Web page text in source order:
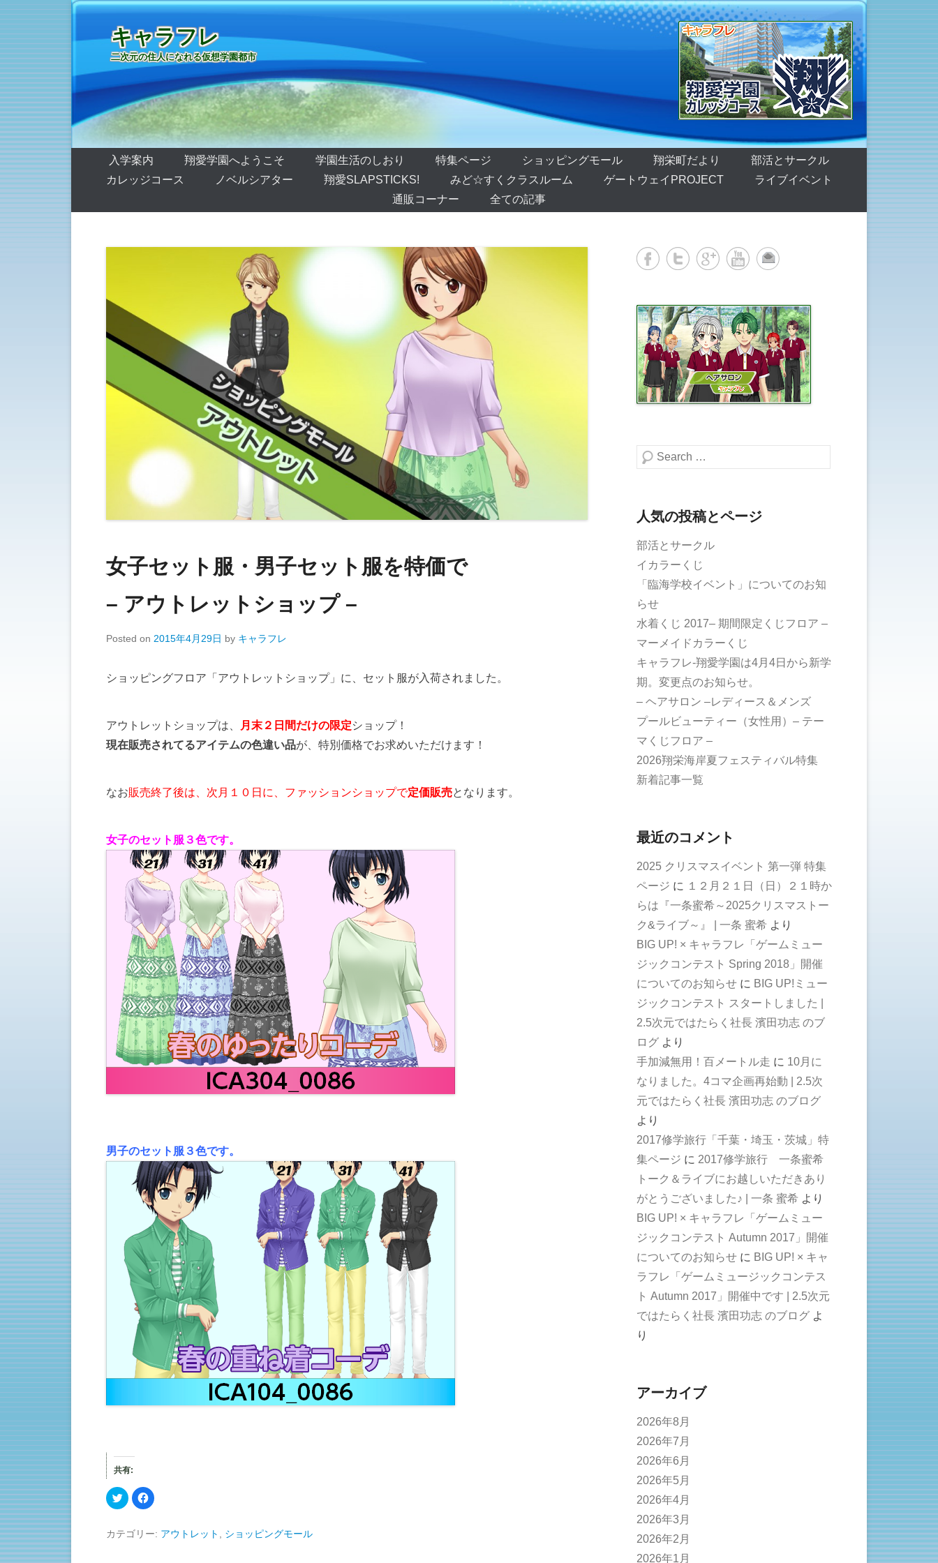
キャラフレ
二次元の住人になれる仮想学園都市
第1メニュー
コンテンツへ移動
入学案内 翔愛学園へようこそ 学園生活のしおり 特集ページ ショッピングモール 翔栄町だより
部活とサークル
カレッジコース
ノベルシアター 翔愛SLAPSTICKS! みど☆すくクラスルーム ゲートウェイPROJECT
ライブイベント
通販コーナー
全ての記事
女子セット服・男子セット服を特価で
– アウトレットショップ –
Posted on 2015年4月29日 by キャラフレ
ショッピングフロア「アウトレットショップ」に、セット服が入荷されました。
アウトレットショップは、 月末２日間だけの限定ショップ！
現在販売されてるアイテムの色違い品が、特別価格でお求めいただけます！
なお販売終了後は、次月１０日に、ファッションショップで定価販売となります。
女子のセット服３色です。
男子のセット服３色です。
共有:
ク
リ
し
て
F
a
o
カテゴリー: アウトレット ショッピングモール
検索する
人気の投稿とページ
部活とサークル
イカラーくじ
「臨海学校イベント」についてのお知
らせ
水着くじ 2017– 期間限定くじフロア –
マーメイドカラーくじ
キャラフレ-翔愛学園は4月4日から新学
期。変更点のお知らせ。
– ヘアサロン –レディース＆メンズ
プールビューティー（女性用）– テー
マくじフロア –
2026翔栄海岸夏フェスティバル特集
新着記事一覧
最近のコメント
2025 クリスマスイベント 第一弾 特集
ページ に １２月２１日（日）２１時か
らは『一条蜜希～2025クリスマストー
ク&ライブ～』 | 一条 蜜希 より
BIG UP! × キャラフレ「ゲームミュー
ジックコンテスト Spring 2018」開催
についてのお知らせ に BIG UP!ミュー
ジックコンテスト スタートしました |
2.5次元ではたらく社長 濱田功志 のブ
ログ より
手加減無用！百メートル走 に 10月に
なりました。4コマ企画再始動 | 2.5次
元ではたらく社長 濱田功志 のブログ
より
2017修学旅行「千葉・埼玉・茨城」特
集ページ に 2017修学旅行 一条蜜希
トーク＆ライブにお越しいただきあり
がとうございました♪ | 一条 蜜希 より
BIG UP! × キャラフレ「ゲームミュー
ジックコンテスト Autumn 2017」開催
についてのお知らせ に BIG UP! × キャ
ラフレ「ゲームミュージックコンテス
ト Autumn 2017」開催中です | 2.5次元
ではたらく社長 濱田功志 のブログ よ
り
アーカイブ
2026年8月
2026年7月
2026年6月
2026年5月
2026年4月
2026年3月
2026年2月
2026年1月